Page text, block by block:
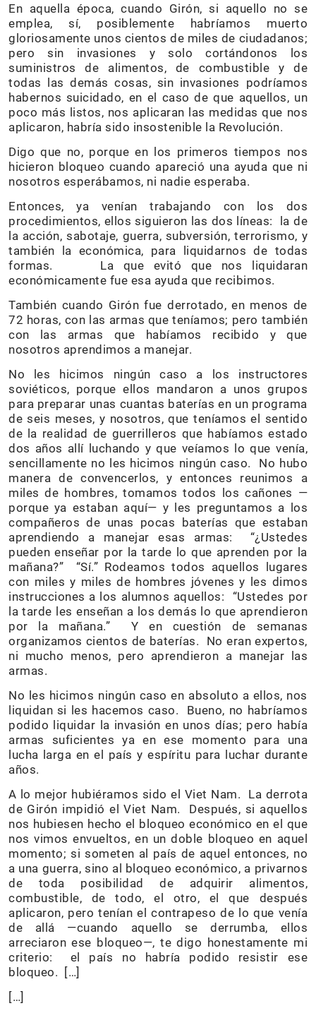
En aquella época, cuando Girón, si aquello no se
emplea, sí, posiblemente habríamos muerto
gloriosamente unos cientos de miles de ciudadanos;
pero sin invasiones y solo cortándonos los
suministros de alimentos, de combustible y de
todas las demás cosas, sin invasiones podríamos
habernos suicidado, en el caso de que aquellos, un
poco más listos, nos aplicaran las medidas que nos
aplicaron, habría sido insostenible la Revolución.
Digo que no, porque en los primeros tiempos nos
hicieron bloqueo cuando apareció una ayuda que ni
nosotros esperábamos, ni nadie esperaba.
Entonces, ya venían trabajando con los dos
procedimientos, ellos siguieron las dos líneas: la de
la acción, sabotaje, guerra, subversión, terrorismo, y
también la económica, para liquidarnos de todas
formas. La que evitó que nos liquidaran
económicamente fue esa ayuda que recibimos.
También cuando Girón fue derrotado, en menos de
72 horas, con las armas que teníamos; pero también
con las armas que habíamos recibido y que
nosotros aprendimos a manejar.
No les hicimos ningún caso a los instructores
soviéticos, porque ellos mandaron a unos grupos
para preparar unas cuantas baterías en un programa
de seis meses, y nosotros, que teníamos el sentido
de la realidad de guerrilleros que habíamos estado
dos años allí luchando y que veíamos lo que venía,
sencillamente no les hicimos ningún caso. No hubo
manera de convencerlos, y entonces reunimos a
miles de hombres, tomamos todos los cañones —
porque ya estaban aquí— y les preguntamos a los
compañeros de unas pocas baterías que estaban
aprendiendo a manejar esas armas: “¿Ustedes
pueden enseñar por la tarde lo que aprenden por la
mañana?” “Sí.” Rodeamos todos aquellos lugares
con miles y miles de hombres jóvenes y les dimos
instrucciones a los alumnos aquellos: “Ustedes por
la tarde les enseñan a los demás lo que aprendieron
por la mañana.” Y en cuestión de semanas
organizamos cientos de baterías. No eran expertos,
ni mucho menos, pero aprendieron a manejar las
armas.
No les hicimos ningún caso en absoluto a ellos, nos
liquidan si les hacemos caso. Bueno, no habríamos
podido liquidar la invasión en unos días; pero había
armas suficientes ya en ese momento para una
lucha larga en el país y espíritu para luchar durante
años.
A lo mejor hubiéramos sido el Viet Nam. La derrota
de Girón impidió el Viet Nam. Después, si aquellos
nos hubiesen hecho el bloqueo económico en el que
nos vimos envueltos, en un doble bloqueo en aquel
momento; si someten al país de aquel entonces, no
a una guerra, sino al bloqueo económico, a privarnos
de toda posibilidad de adquirir alimentos,
combustible, de todo, el otro, el que después
aplicaron, pero tenían el contrapeso de lo que venía
de allá —cuando aquello se derrumba, ellos
arreciaron ese bloqueo—, te digo honestamente mi
criterio: el país no habría podido resistir ese
bloqueo. […]
[…]